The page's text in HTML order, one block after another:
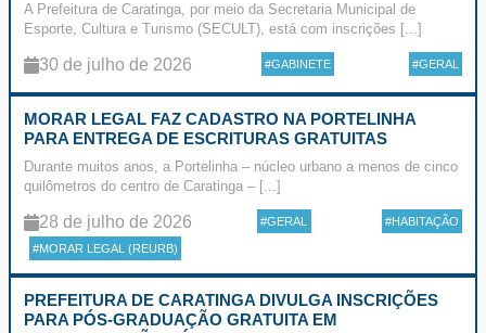
A Prefeitura de Caratinga, por meio da Secretaria Municipal de
Esporte, Cultura e Turismo (SECULT), está com inscrições [...]
30 de julho de 2026 #GABINETE #GERAL
MORAR LEGAL FAZ CADASTRO NA PORTELINHA
PARA ENTREGA DE ESCRITURAS GRATUITAS
Durante muitos anos, a Portelinha – núcleo urbano a menos de cinco
quilômetros do centro de Caratinga – [...]
28 de julho de 2026 #GERAL #HABITAÇÃO
#MORAR LEGAL (REURB)
PREFEITURA DE CARATINGA DIVULGA INSCRIÇÕES
PARA PÓS-GRADUAÇÃO GRATUITA EM